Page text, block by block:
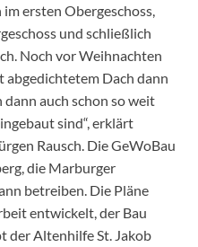
ersten Obergeschoss,
und schließlich
Noch vor Weihnachten
Dach dann
auch schon so weit
sind“, erklärt
Rausch. Die GeWoBau
die Marburger
betreiben. Die Pläne
entwickelt, der Bau
der Altenhilfe St. Jakob